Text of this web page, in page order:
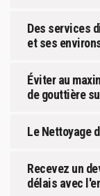
Des services
et ses
Éviter au
de gouttière
Le Nettoyage
Recevez un
délais avec